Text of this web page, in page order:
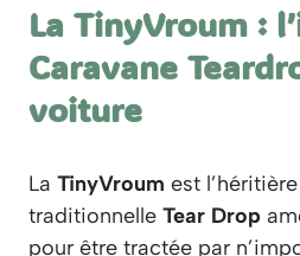
La TinyVroum :
Caravane
voiture
La TinyVroum est
traditionnelle Tear Drop
pour être tractée par